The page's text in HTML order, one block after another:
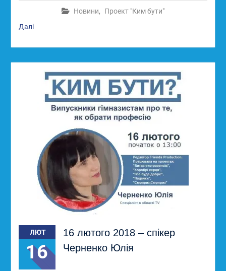
Новини,
Проект "Ким бути"
Далі
ЛЮТ
16
16 лютого 2018 – спікер
Черненко Юлія